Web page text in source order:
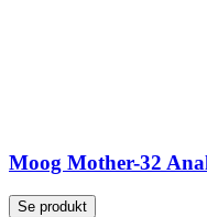
Moog Mother-32
Se produkt